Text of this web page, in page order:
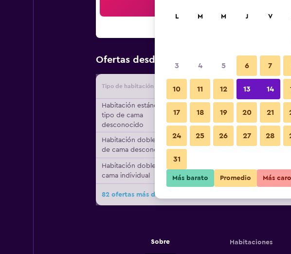
Ofertas desde Oferta más barata de precio
Tipo de habitación Proveedor Total noche
Habitación estándar,
tipo de cama
desconocido
$141
Habitación doble, tipo
de cama desconocido
$155
Habitación doble, 1
cama individual
$159
82 ofertas más de Hotel Antiche Mura
Sobre Habitaciones
L M M J V
3 4 5 6 7
10 11 12 13 14
17 18 19 20 21
24 25 26 27 28
31
Más barato Promedio Más caro